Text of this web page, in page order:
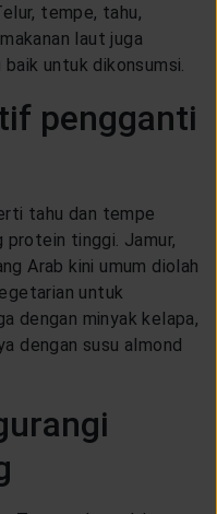
tempe, tahu,
laut juga
untuk dikonsumsi.
pengganti
tahu dan tempe
protein tinggi. Jamur,
Arab kini umum diolah
untuk
dengan minyak kelapa,
dengan susu almond